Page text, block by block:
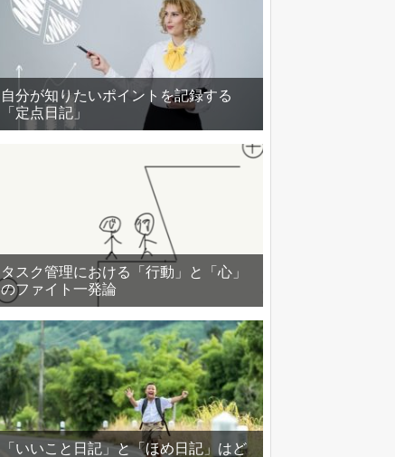
自分が知りたいポイントを記録する
「定点日記」
タスク管理における「行動」と「心」
のファイト一発論
「いいこと日記」と「ほめ日記」はど